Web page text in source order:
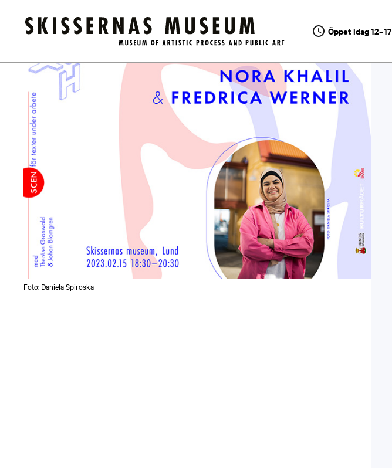
Öppet idag 12–17
Kalender / Folkets hörna: Nora Khalil & Fredrica Werner
Foto: Daniela Spiroska